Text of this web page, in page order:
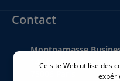
Contact
Montparnasse
140 bis Rue de Rennes
Ce site Web utilise des